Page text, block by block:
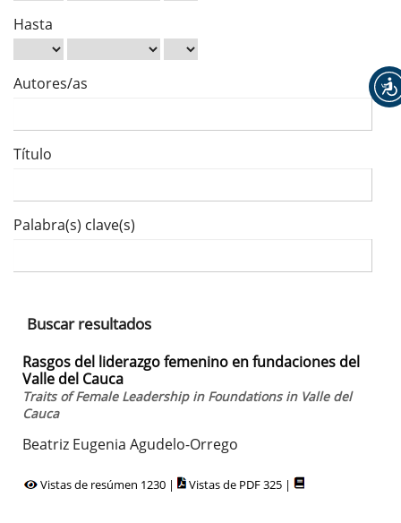
Hasta
Autores/as
Título
Palabra(s) clave(s)
Buscar resultados
Rasgos del liderazgo femenino en fundaciones del
Valle del Cauca
Traits of Female Leadership in Foundations in Valle del
Cauca
Beatriz Eugenia Agudelo-Orrego
Vistas de resúmen 1230 | Vistas de PDF 325 |